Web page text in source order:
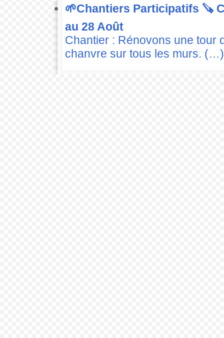
🌱Chantiers Participatifs 🪚​
au 28 Août
Chantier : Rénovons une tour
chanvre sur tous les murs. (…)